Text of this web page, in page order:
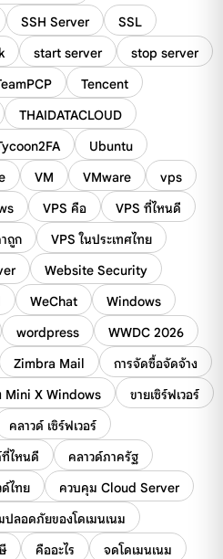
SSH Server
SSL
start server
stop server
Tencent
THAIDATACLOUD
Ubuntu
VM VMware
vps
VPS คือ
VPS ที่ไหนดี
ถูก
VPS ในประเทศไทย
Website Security
WeChat
Windows
wordpress
WWDC 2026
Zimbra Mail
การจัดซื้อจัดจ้าง
Mini X Windows
ขายเซิร์ฟเวอร์
คลาวด์ เซิร์ฟเวอร์
ไหนดี
คลาวด์ภาครัฐ
ด์ไทย
ควบคุม Cloud Server
ปลอดภัยของโดเมนเนม
คืออะไร
จดโดเมนเนม